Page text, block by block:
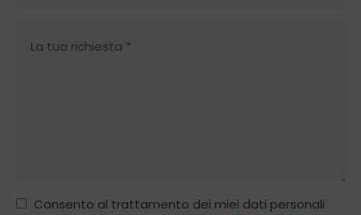
Consento al trattamento dei miei dati personali